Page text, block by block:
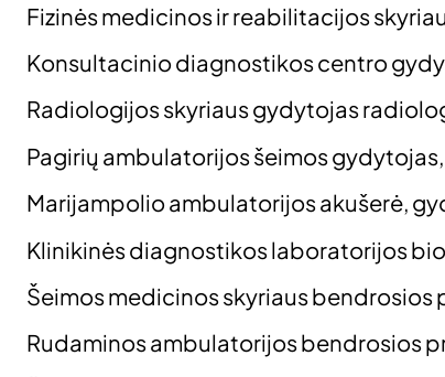
Fizinės medicinos ir reabilitacijos
Konsultacinio diagnostikos centro
Radiologijos skyriaus gydytojas
Pagirių ambulatorijos šeimos
Marijampolio ambulatorijos akušerė,
Klinikinės diagnostikos laboratorijos
Šeimos medicinos skyriaus bendrosios
Rudaminos ambulatorijos bendrosios